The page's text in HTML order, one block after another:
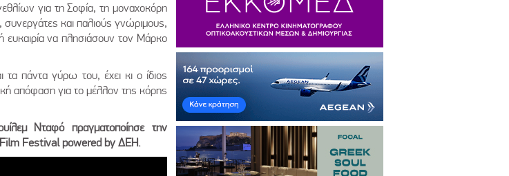
για τη Σοφία, τη μοναχοκόρη
και παλιούς γνώριμους,
ευκαιρία να πλησιάσουν τον Μάρκο
πάντα γύρω του, έχει κι ο ίδιος
απόφαση για το μέλλον της κόρης
Νταφό πραγματοποίησε την
Film Festival powered by ΔΕΗ.